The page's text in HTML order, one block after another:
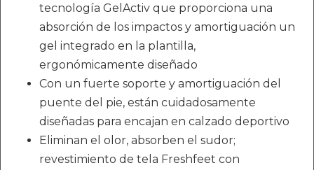
tecnología GelActiv que proporciona una
absorción de los impactos y amortiguación un
gel integrado en la plantilla,
ergonómicamente diseñado
Con un fuerte soporte y amortiguación del
puente del pie, están cuidadosamente
diseñadas para encajan en calzado deportivo
Eliminan el olor, absorben el sudor;
revestimiento de tela Freshfeet con